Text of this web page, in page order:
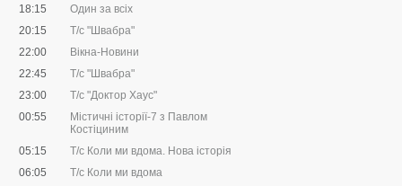
18:15
Один за всіх
20:15
Т/с "Швабра"
22:00
Вікна-Новини
22:45
Т/с "Швабра"
23:00
Т/с "Доктор Хаус"
00:55
Містичні історії-7 з Павлом
Костіциним
05:15
Т/с Коли ми вдома. Нова історія
06:05
Т/с Коли ми вдома